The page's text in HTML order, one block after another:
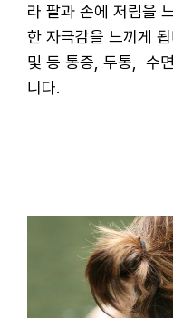
라 팔과 손에 저림을
한 자극감을 느끼게
및 등 통증, 두통, 수
니다.